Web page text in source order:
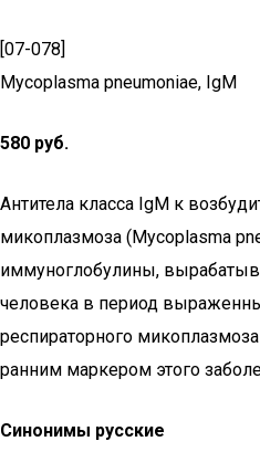
[07-078]
Mycoplasma pneumoniae, IgM
580 руб.
Антитела класса IgM к
микоплазмоза (Mycoplasma
иммуноглобулины,
человека в период
респираторного
ранним маркером этого
Синонимы русские